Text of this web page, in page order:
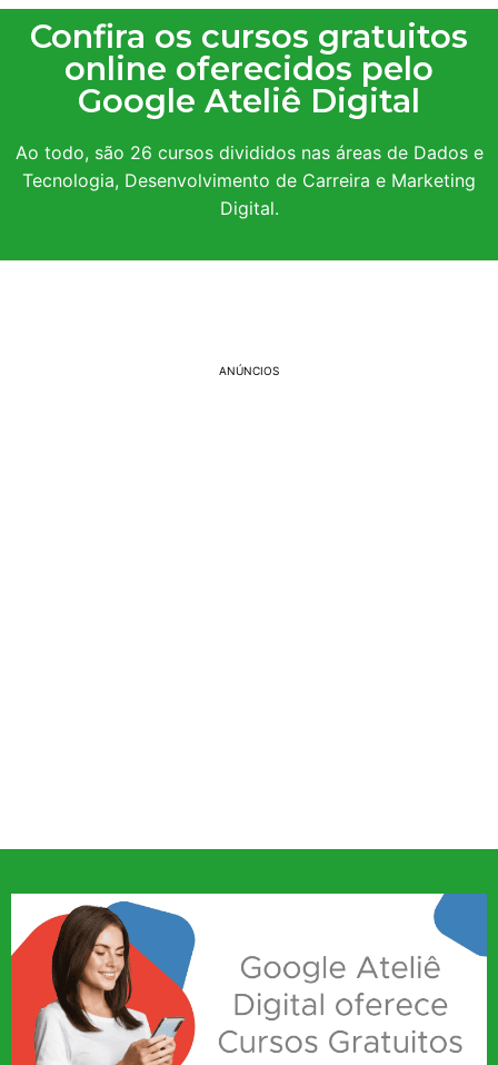
Confira os cursos gratuitos
online oferecidos pelo
Google Ateliê Digital
Ao todo, são 26 cursos divididos nas áreas de Dados e
Tecnologia, Desenvolvimento de Carreira e Marketing
Digital.
ANÚNCIOS